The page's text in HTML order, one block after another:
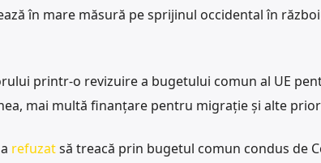
în mare măsură pe sprijinul occidental în
printr-o revizuire a bugetului comun al UE
mai multă finanțare pentru migrație și alte
refuzatsă treacă prin bugetul comun condus de